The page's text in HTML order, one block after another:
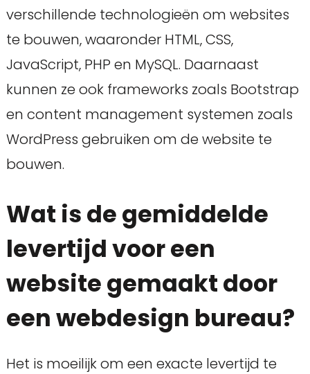
verschillende technologieën om websites
te bouwen, waaronder HTML, CSS,
JavaScript, PHP en MySQL. Daarnaast
kunnen ze ook frameworks zoals Bootstrap
en content management systemen zoals
WordPress gebruiken om de website te
bouwen.
Wat is de gemiddelde
levertijd voor een
website gemaakt door
een webdesign bureau?
Het is moeilijk om een exacte levertijd te